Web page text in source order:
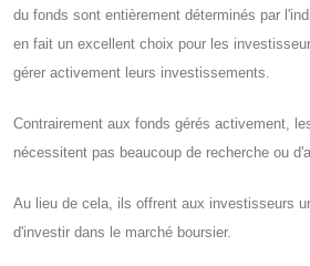
du fonds sont entièrement déterminés par
en fait un excellent choix pour les
gérer activement leurs investissements.
Contrairement aux fonds gérés activement,
nécessitent pas beaucoup de recherche ou
Au lieu de cela, ils offrent aux investisseurs
d'investir dans le marché boursier.